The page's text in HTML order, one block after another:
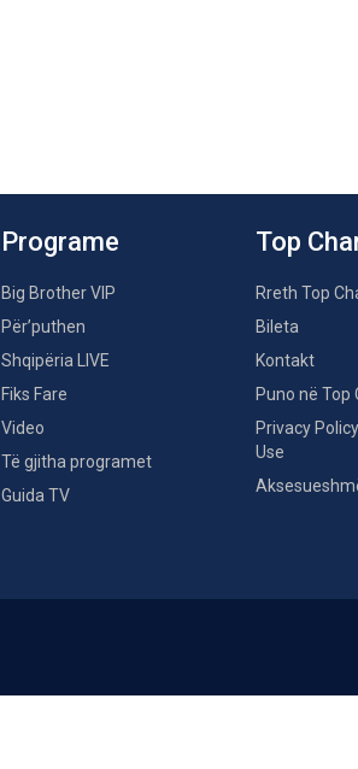
Programe
Big Brother VIP
Për’puthen
Shqipëria LIVE
Fiks Fare
Video
Të gjitha programet
Guida TV
Top
Rreth Top
Bileta
Kontakt
Puno në Top
Privacy
Use